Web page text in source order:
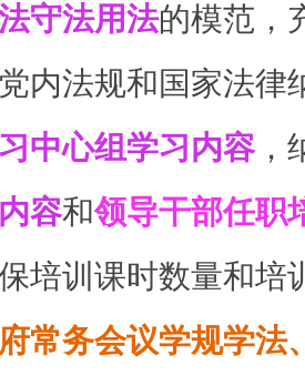
守法用法的模范，
内法规和国家法律
中心组学习内容，
容和领导干部任职
保培训课时数量和
常务会议学规学法